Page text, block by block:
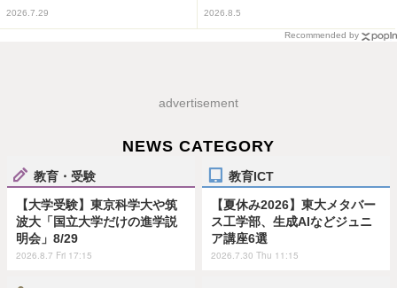
2026.7.29 2026.8.5
Recommended by
advertisement
NEWS CATEGORY
教育・受験
【大学受験】東京科学大や筑
波大「国立大学だけの進学説
明会」8/29
2026.8.7 Fri 17:15
教育ICT
【夏休み2026】東大メタバー
ス工学部、生成AIなどジュニ
ア講座6選
2026.7.30 Thu 11:15